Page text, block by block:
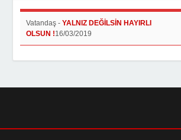
Vatandaş - YALNIZ DEĞİLSİN HAYIRLI
OLSUN !16/03/2019